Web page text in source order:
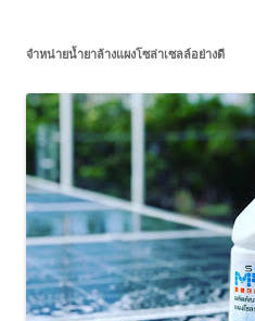
จำหน่ายน้ำยาล้างแผงโซล่าเซลล์อย่างดี